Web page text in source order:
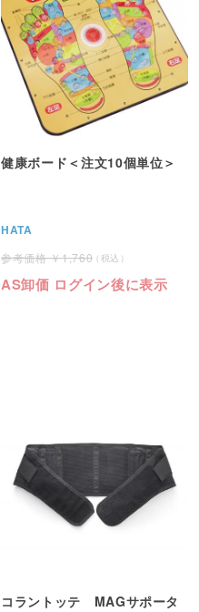
健康ボード＜注文10個単位＞
HATA
1,760
AS卸価 ログイン後に表示
コラントッテ MAGサポータ